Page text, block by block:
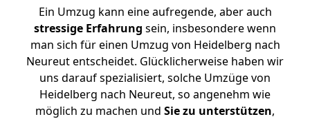
Ein Umzug kann eine aufregende, aber auch
stressige Erfahrung sein, insbesondere wenn
man sich für einen Umzug von Heidelberg nach
Neureut entscheidet. Glücklicherweise haben wir
uns darauf spezialisiert, solche Umzüge von
Heidelberg nach Neureut, so angenehm wie
möglich zu machen und Sie zu unterstützen,